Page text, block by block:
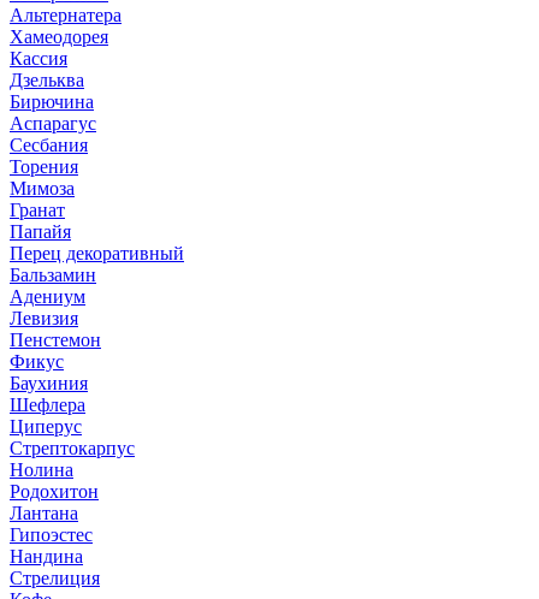
Альтернатера
Хамеодорея
Кассия
Дзельква
Бирючина
Аспарагус
Сесбания
Торения
Мимоза
Гранат
Папайя
Перец декоративный
Бальзамин
Адениум
Левизия
Пенстемон
Фикус
Баухиния
Шефлера
Циперус
Стрептокарпус
Нолина
Родохитон
Лантана
Гипоэстес
Нандина
Стрелиция